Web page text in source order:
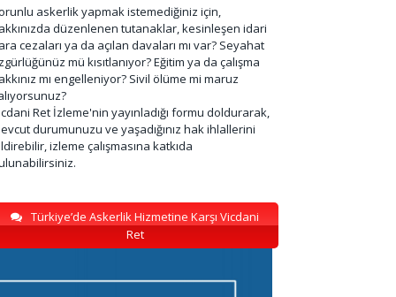
askerlik yapmak istemediğiniz için,
düzenlenen tutanaklar, kesinleşen idari
cezaları ya da açılan davaları mı var? Seyahat
mü kısıtlanıyor? Eğitim ya da çalışma
mı engelleniyor? Sivil ölüme mi maruz
Ret İzleme'nin yayınladığı formu doldurarak,
durumunuzu ve yaşadığınız hak ihlallerini
izleme çalışmasına katkıda
Türkiye’de Askerlik Hizmetine Karşı Vicdani
Ret